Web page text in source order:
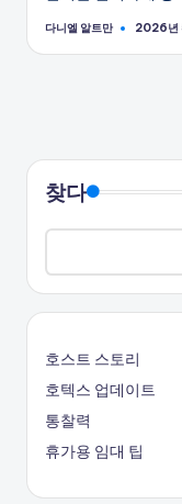
게
다니엘 알트만 2026년
페
이
지
매
김
찾다
호스트 스토리
호텍스 업데이트
통찰력
휴가용 임대 팁